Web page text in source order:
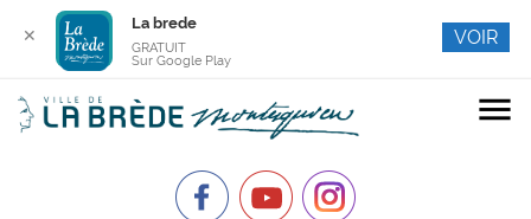
menu
✕
La brede
GRATUIT
Sur Google Play
VOIR